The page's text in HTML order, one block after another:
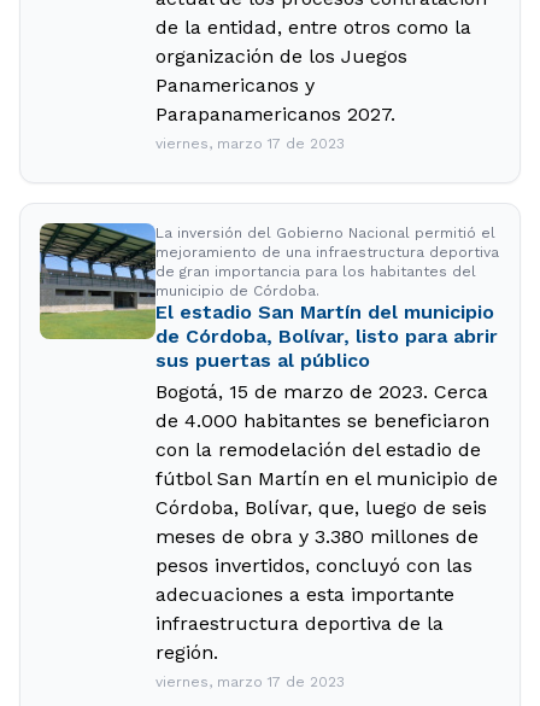
de la entidad, entre otros como la
organización de los Juegos
Panamericanos y
Parapanamericanos 2027.
viernes, marzo 17 de 2023
La inversión del Gobierno Nacional permitió el
mejoramiento de una infraestructura deportiva
de gran importancia para los habitantes del
municipio de Córdoba.
El estadio San Martín del municipio
de Córdoba, Bolívar, listo para abrir
sus puertas al público
Bogotá, 15 de marzo de 2023. Cerca
de 4.000 habitantes se beneficiaron
con la remodelación del estadio de
fútbol San Martín en el municipio de
Córdoba, Bolívar, que, luego de seis
meses de obra y 3.380 millones de
pesos invertidos, concluyó con las
adecuaciones a esta importante
infraestructura deportiva de la
región.
viernes, marzo 17 de 2023